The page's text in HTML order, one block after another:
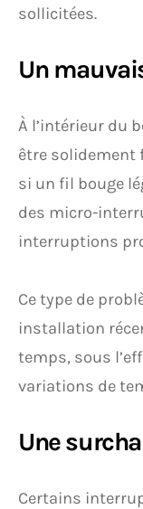
sollicitées.
Un
À l’intérieur du
être solidement
si un fil bouge
des micro-
interruptions
Ce type de
installation
temps, sous
variations de
Une
Certains